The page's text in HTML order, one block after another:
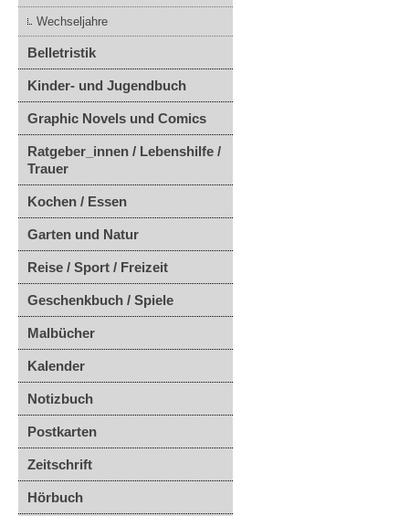
Wechseljahre
Belletristik
Kinder- und Jugendbuch
Graphic Novels und Comics
Ratgeber_innen / Lebenshilfe /
Trauer
Kochen / Essen
Garten und Natur
Reise / Sport / Freizeit
Geschenkbuch / Spiele
Malbücher
Kalender
Notizbuch
Postkarten
Zeitschrift
Hörbuch